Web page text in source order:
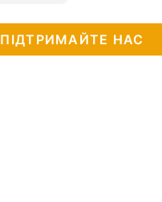
ПІДТРИМАЙТЕ НАС